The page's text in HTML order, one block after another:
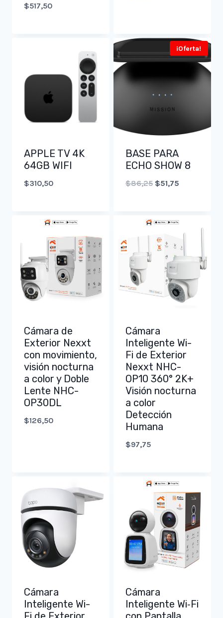
$517,50
APPLE TV 4K
64GB WIFI
$310,50
¡Oferta!
BASE PARA
ECHO SHOW 8
$86,25 Original
$51,75
$51,75.
Cámara de
Exterior Nexxt
con movimiento,
visión nocturna
a color y Doble
Lente NHC-
OP30DL
$126,50
Cámara
Inteligente Wi-
Fi de Exterior
Nexxt NHC-
OP10 360° 2K+
Visión nocturna
a color
Detección
Humana
$97,75
Cámara
Inteligente Wi-
Cámara
Inteligente Wi‑Fi